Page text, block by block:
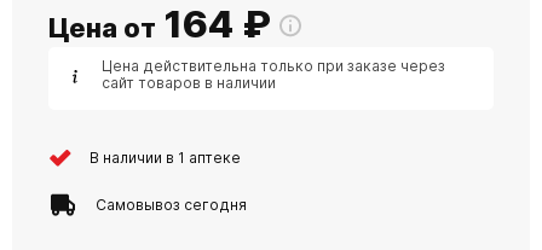
Цена от 164 ₽
Цена действительна только при заказе через
сайт товаров в наличии
В наличии в 1 аптеке
Самовывоз сегодня